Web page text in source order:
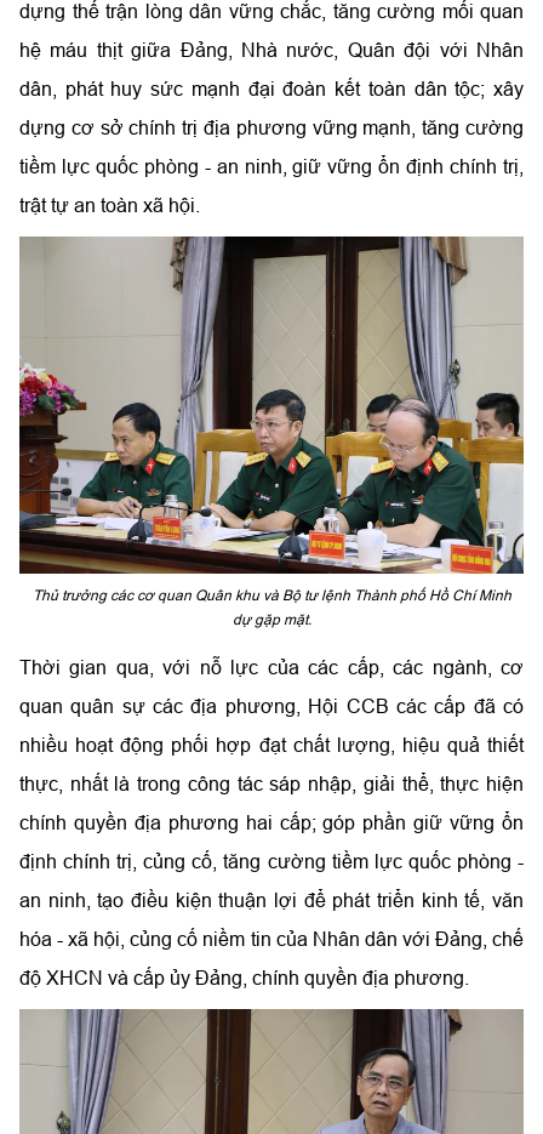
dựng thế trận lòng dân vững chắc, tăng cường mối quan
hệ máu thịt giữa Đảng, Nhà nước, Quân đội với Nhân
dân, phát huy sức mạnh đại đoàn kết toàn dân tộc; xây
dựng cơ sở chính trị địa phương vững mạnh, tăng cường
tiềm lực quốc phòng - an ninh, giữ vững ổn định chính trị,
trật tự an toàn xã hội.
Thủ trưởng các cơ quan Quân khu và Bộ tư lệnh Thành phố Hồ Chí Minh
dự gặp mặt.
Thời gian qua, với nỗ lực của các cấp, các ngành, cơ
quan quân sự các địa phương, Hội CCB các cấp đã có
nhiều hoạt động phối hợp đạt chất lượng, hiệu quả thiết
thực, nhất là trong công tác sáp nhập, giải thể, thực hiện
chính quyền địa phương hai cấp; góp phần giữ vững ổn
định chính trị, củng cố, tăng cường tiềm lực quốc phòng -
an ninh, tạo điều kiện thuận lợi để phát triển kinh tế, văn
hóa - xã hội, củng cố niềm tin của Nhân dân với Đảng, chế
độ XHCN và cấp ủy Đảng, chính quyền địa phương.